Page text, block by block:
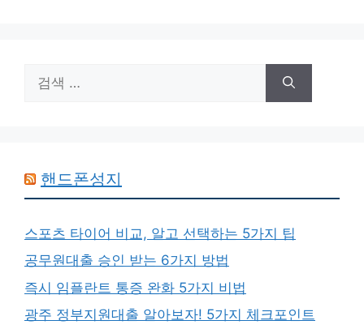
색:
핸드폰성지
스포츠 타이어 비교, 알고 선택하는 5가지 팁
공무원대출 승인 받는 6가지 방법
즉시 임플란트 통증 완화 5가지 비법
광주 정부지원대출 알아보자! 5가지 체크포인트